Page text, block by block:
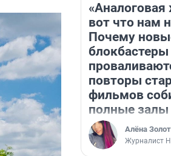
вот что нам
Почему
блокбастеры
повторы
фильмов
полные залы
Алёна
Журналист